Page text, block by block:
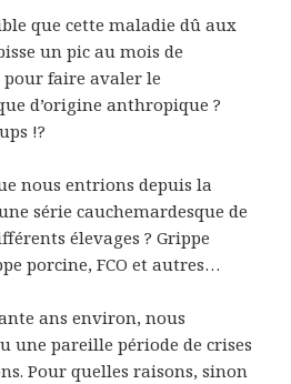
que cette maladie dû aux
un pic au mois de
pour faire avaler le
d’origine anthropique ?
!?
nous entrions depuis la
série cauchemardesque de
élevages ? Grippe
porcine, FCO et autres…
ans environ, nous
une pareille période de crises
Pour quelles raisons, sinon